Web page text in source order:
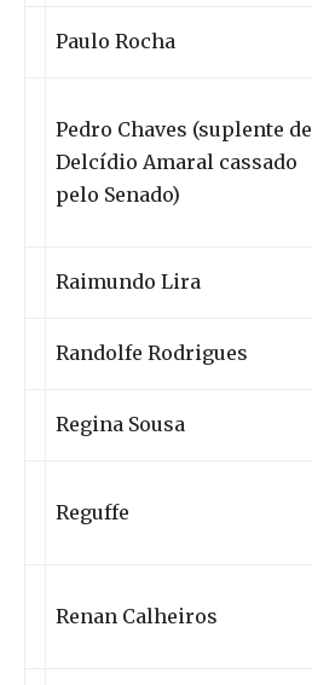
Paulo Rocha
Pedro Chaves (suplente de
Delcídio Amaral cassado
pelo Senado)
Raimundo Lira
Randolfe Rodrigues
Regina Sousa
Reguffe
Renan Calheiros